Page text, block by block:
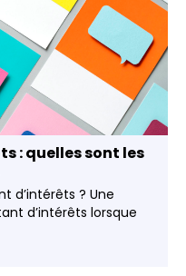
: quelles sont les
d’intérêts ? Une
d’intérêts lorsque